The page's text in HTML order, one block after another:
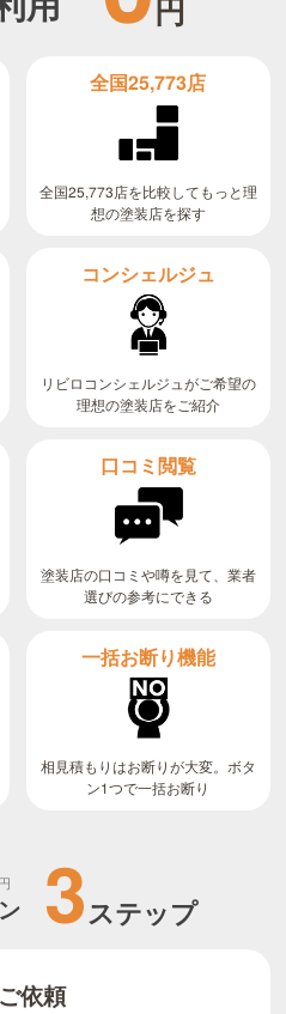
円
全国25,773店
全国25,773店を比較してもっと理
想の塗装店を探す
コンシェルジュ
リビロコンシェルジュがご希望の
理想の塗装店をご紹介
口コミ閲覧
塗装店の口コミや噂を見て、業者
選びの参考にできる
一括お断り機能
相見積もりはお断りが大変。ボタ
ン1つで一括お断り
3ステップ
依頼